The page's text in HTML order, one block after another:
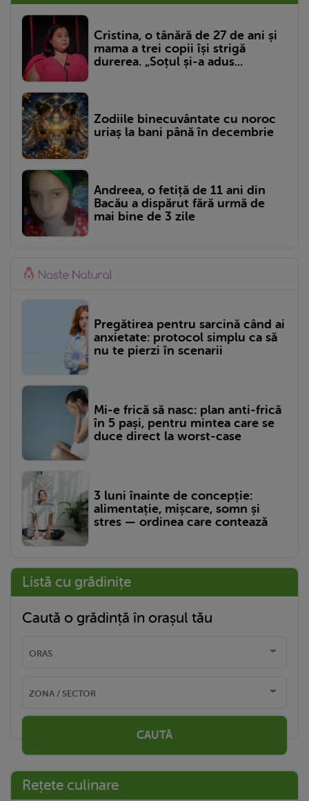
Cristina, o tânără de 27 de ani și
mama a trei copii își strigă
durerea. „Soțul și-a adus...
Zodiile binecuvântate cu noroc
uriaș la bani până în decembrie
Andreea, o fetiță de 11 ani din
Bacău a dispărut fără urmă de
mai bine de 3 zile
Pregătirea pentru sarcină când ai
anxietate: protocol simplu ca să
nu te pierzi în scenarii
Mi-e frică să nasc: plan anti-frică
în 5 pași, pentru mintea care se
duce direct la worst-case
3 luni înainte de concepție:
alimentație, mișcare, somn și
stres — ordinea care contează
Listă cu grădinițe
Caută o grădință în orașul tău
CAUTĂ
Rețete culinare